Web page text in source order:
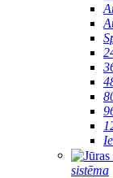
sistēma